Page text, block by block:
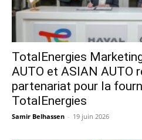
TotalEnergies
AUTO et ASIAN AUTO
partenariat pour la
TotalEnergies
Samir Belhassen - 19 juin 2026